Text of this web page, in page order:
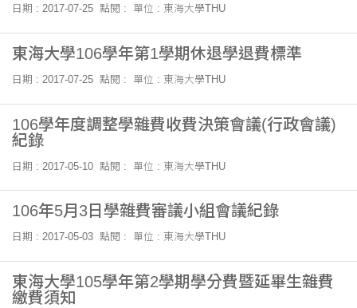
日期 : 2017-07-25 點閱 : 單位 : 東海大學THU
東海大學106學年第1學期休退學退費標準
日期 : 2017-07-25 點閱 : 單位 : 東海大學THU
106學年度調整學雜費收費決策會議(行政會議)
紀錄
日期 : 2017-05-10 點閱 : 單位 : 東海大學THU
106年5月3日學雜費審議小組會議紀錄
日期 : 2017-05-03 點閱 : 單位 : 東海大學THU
東海大學105學年第2學期學分費暨延畢生雜費
繳費須知